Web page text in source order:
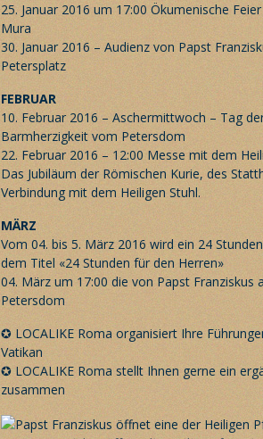
25. Januar 2016 um 17:00 Ökumenische
Mura
30. Januar 2016 – Audienz von Papst
Petersplatz
FEBRUAR
10. Februar 2016 – Aschermittwoch – Tag
Barmherzigkeit vom Petersdom
22. Februar 2016 – 12:00 Messe mit dem
Das Jubiläum der Römischen Kurie, des
Verbindung mit dem Heiligen Stuhl.
MÄRZ
Vom 04. bis 5. März 2016 wird ein 24
dem Titel «24 Stunden für den Herren»
04. März um 17:00 die von Papst Franziskus
Petersdom
✪ LOCALIKE Roma organisiert Ihre
Vatikan
✪ LOCALIKE Roma stellt Ihnen gerne ein
zusammen